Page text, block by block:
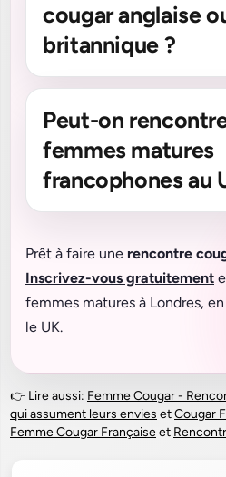
cougar anglaise
britannique ?
Peut-on
femmes matures
francophones au
Prêt à faire une rencontre
Inscrivez-vous gratuitement
femmes matures à Londres,
le UK.
👉 Lire aussi: Femme Cougar -
qui assument leurs envies etCougar
Femme Cougar Françaiseet